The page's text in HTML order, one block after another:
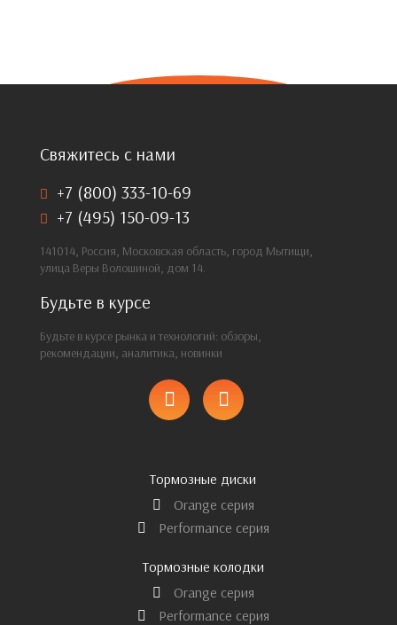
Свяжитесь с нами
+7 (800) 333-10-69
+7 (495) 150-09-13
141014, Россия, Московская область, город Мытищи,
улица Веры Волошиной, дом 14.
Будьте в курсе
Будьте в курсе рынка и технологий: обзоры,
рекомендации, аналитика, новинки
Тормозные диски
Orange серия
Performance серия
Тормозные колодки
Orange серия
Performance серия